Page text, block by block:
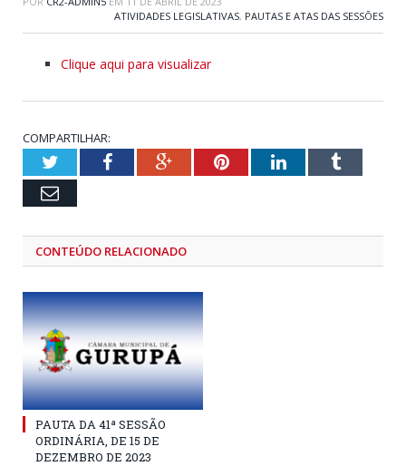
ATIVIDADES LEGISLATIVAS, PAUTAS E ATAS DAS SESSÕES
Clique aqui para visualizar
COMPARTILHAR:
TwitterFacebookGoogle+PinterestLinkedInTumblr
Email
CONTEÚDO RELACIONADO
PAUTA DA 41ª SESSÃO
ORDINÁRIA, DE 15 DE
DEZEMBRO DE 2023